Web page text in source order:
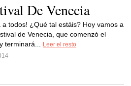
De Venecia
a todos! ¿Qué tal estáis? Hoy vamos a
de Venecia, que comenzó el
terminará...
Leer el resto